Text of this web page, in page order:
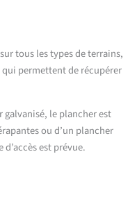
tous les types de terrains,
qui permettent de récupérer
le plancher est
ou d’un plancher
est prévue.